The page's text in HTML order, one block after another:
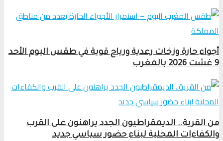
أجواء حارة وزخات رعدية ورياح قوية في طقس اليوم الأحد
9 غشت 2026 بالمغرب
من القرية.. الديمقراطيون الجدد يراهنون على القرب
والكفاءات المحلية لبناء حضور سياسي جديد